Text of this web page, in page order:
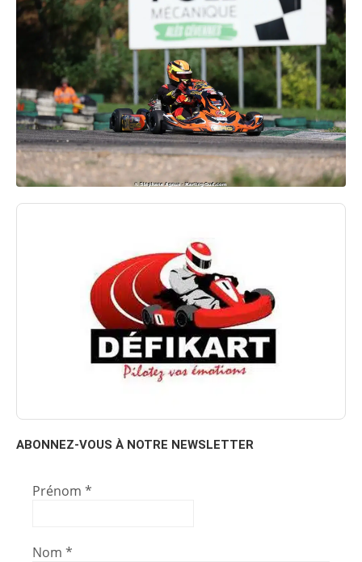
ABONNEZ-VOUS À NOTRE NEWSLETTER
Prénom *
Nom *